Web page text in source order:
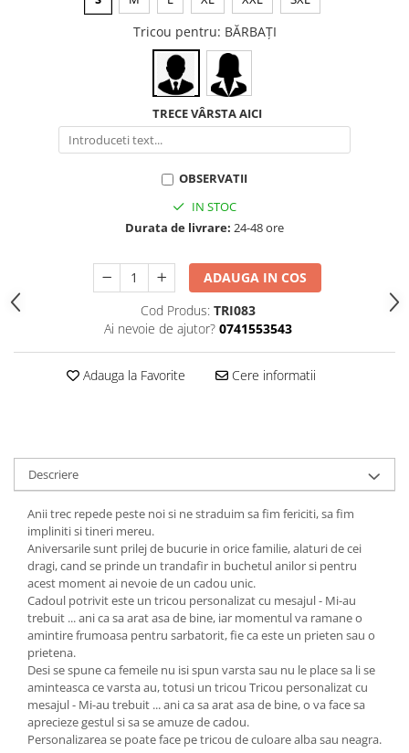
Tricou pentru: BĂRBAŢI
TRECE VÂRSTA AICI
OBSERVATII
IN STOC
Durata de livrare: 24-48 ore
ADAUGA IN COS
Cod Produs: TRI083
Ai nevoie de ajutor? 0741553543
Adauga la Favorite Cere informatii
Descriere
Anii trec repede peste noi si ne straduim sa fim fericiti, sa fim
impliniti si tineri mereu.
Aniversarile sunt prilej de bucurie in orice familie, alaturi de cei
dragi, cand se prinde un trandafir in buchetul anilor si pentru
acest moment ai nevoie de un cadou unic.
Cadoul potrivit este un tricou personalizat cu mesajul - Mi-au
trebuit ... ani ca sa arat asa de bine, iar momentul va ramane o
amintire frumoasa pentru sarbatorit, fie ca este un prieten sau o
prietena.
Desi se spune ca femeile nu isi spun varsta sau nu le place sa li se
aminteasca ce varsta au, totusi un tricou Tricou personalizat cu
mesajul - Mi-au trebuit ... ani ca sa arat asa de bine, o va face sa
aprecieze gestul si sa se amuze de cadou.
Personalizarea se poate face pe tricou de culoare alba sau neagra.